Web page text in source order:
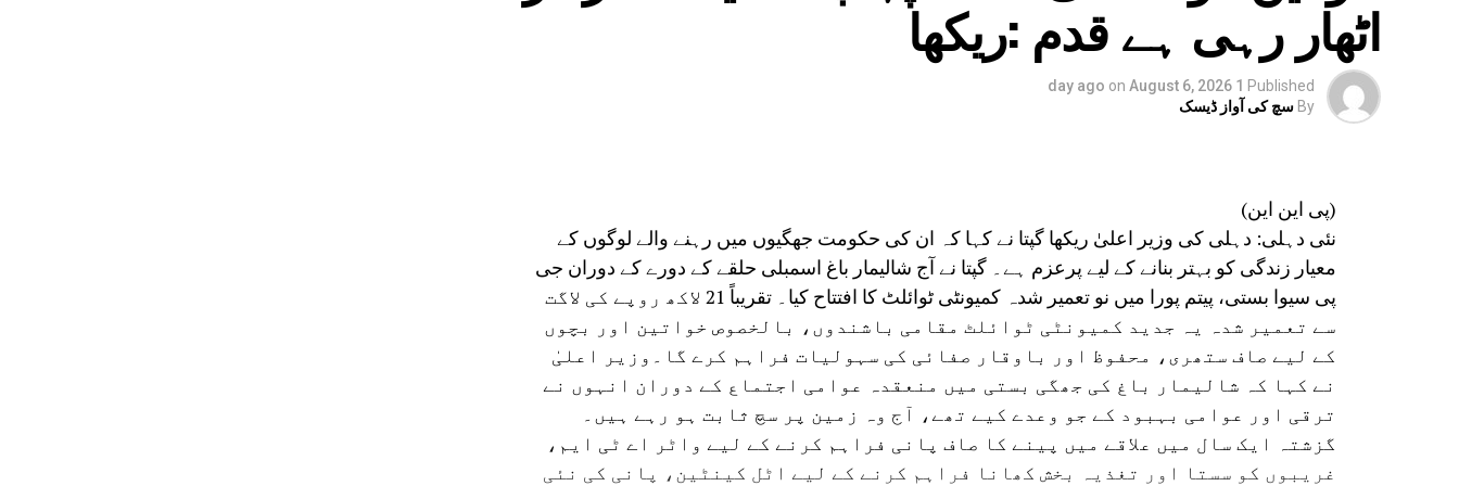
مذمت کرتے ہیں۔
اٹھار رہی ہے قدم :ریکھا
Published
1 day ago
on August 6, 2026
By سچ کی آواز ڈیسک
(پی این این)
نئی دہلی: دہلی کی وزیر اعلیٰ ریکھا گپتا نے کہا کہ ان کی حکومت جھگیوں میں رہنے والے لوگوں کے
معیار زندگی کو بہتر بنانے کے لیے پرعزم ہے۔ گپتا نے آج شالیمار باغ اسمبلی حلقے کے دورے کے دوران جی
پی سیوا بستی، پیتم پورا میں نو تعمیر شدہ کمیونٹی ٹوائلٹ کا افتتاح کیا۔ تقریباً 21 لاکھ روپے کی لاگت
سے تعمیر شدہ یہ جدید کمیونٹی ٹوائلٹ مقامی باشندوں، بالخصوص خواتین اور بچوں
کے لیے صاف ستھری، محفوظ اور باوقار صفائی کی سہولیات فراہم کرے گا۔وزیر اعلیٰ
نے کہا کہ شالیمار باغ کی جھگی بستی میں منعقدہ عوامی اجتماع کے دوران انہوں نے
ترقی اور عوامی بہبود کے جو وعدے کیے تھے، آج وہ زمین پر سچ ثابت ہو رہے ہیں۔
گزشتہ ایک سال میں علاقے میں پینے کا صاف پانی فراہم کرنے کے لیے واٹر اے ٹی ایم،
غریبوں کو سستا اور تغذیہ بخش کھانا فراہم کرنے کے لیے اٹل کینٹین، پانی کی نئی